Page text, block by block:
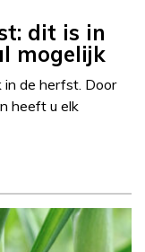
dit is in
mogelijk
in de herfst. Door
heeft u elk